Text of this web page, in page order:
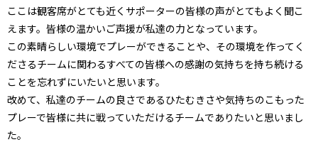
ここは観客席がとても近くサポーターの皆様の声がとてもよく聞こ
えます。皆様の温かいご声援が私達の力となっています。
この素晴らしい環境でプレーができることや、その環境を作ってく
ださるチームに関わるすべての皆様への感謝の気持ちを持ち続ける
ことを忘れずにいたいと思います。
改めて、私達のチームの良さであるひたむきさや気持ちのこもった
プレーで皆様に共に戦っていただけるチームでありたいと思いまし
た。